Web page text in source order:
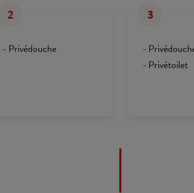
2
- Privédouche
3
-
- Privétoilet